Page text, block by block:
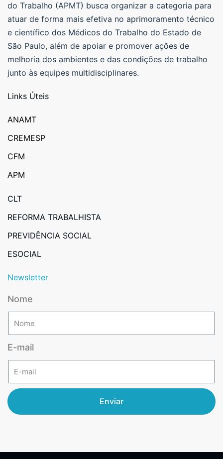
do Trabalho (APMT) busca organizar a categoria para
atuar de forma mais efetiva no aprimoramento técnico
e científico dos Médicos do Trabalho do Estado de
São Paulo, além de apoiar e promover ações de
melhoria dos ambientes e das condições de trabalho
junto às equipes multidisciplinares.
Links Úteis
ANAMT
CREMESP
CFM
APM
CLT
REFORMA TRABALHISTA
PREVIDÊNCIA SOCIAL
ESOCIAL
Newsletter
Nome
E-mail
Enviar